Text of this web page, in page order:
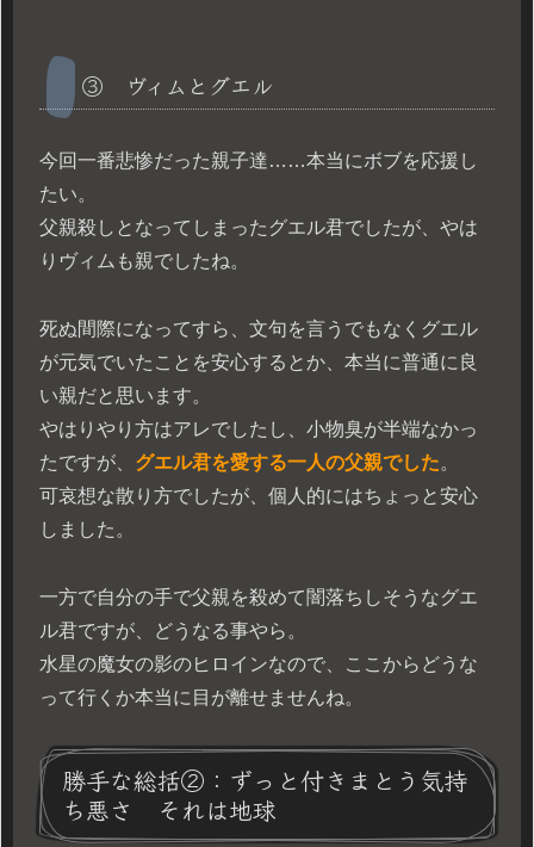
③ ヴィムとグエル
今回一番悲惨だった親子達……本当にボブを応援し
たい。
父親殺しとなってしまったグエル君でしたが、やは
りヴィムも親でしたね。
死ぬ間際になってすら、文句を言うでもなくグエル
が元気でいたことを安心するとか、本当に普通に良
い親だと思います。
やはりやり方はアレでしたし、小物臭が半端なかっ
たですが、 グエル君を愛する一人の父親でした。
可哀想な散り方でしたが、個人的にはちょっと安心
しました。
一方で自分の手で父親を殺めて闇落ちしそうなグエ
ル君ですが、どうなる事やら。
水星の魔女の影のヒロインなので、ここからどうな
って行くか本当に目が離せませんね。
勝手な総括②：ずっと付きまとう気持
ち悪さ それは地球